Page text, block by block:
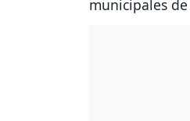
municipales